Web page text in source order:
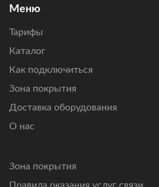
Подключим интернет там, где
Меню
Тарифы
Каталог
Как подключиться
Зона покрытия
Доставка оборудования
О нас
Зона покрытия